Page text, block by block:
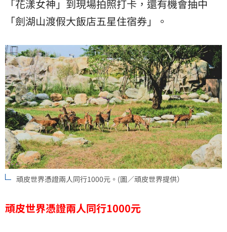
「花漾女神」到現場拍照打卡，還有機會抽中
「劍湖山渡假大飯店五星住宿券」。
頑皮世界憑證兩人同行1000元。(圖／頑皮世界提供）
頑皮世界憑證兩人同行1000元